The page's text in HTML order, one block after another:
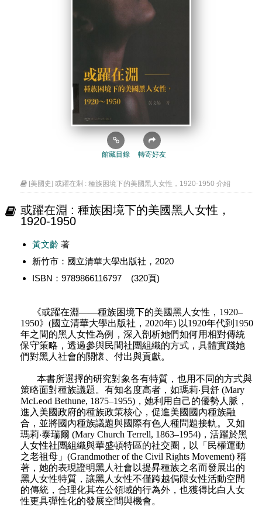
館藏目錄 轉寄好友
[美國史] 或躍在淵 : 種族困境下的美國黑人女性，1920-1950 介紹
或躍在淵 : 種族困境下的美國黑人女性，
1920-1950
黃文齡著
新竹市：國立清華大學出版社，2020
ISBN：9789866116797 (320頁)
《或躍在淵——種族困境下的美國黑人女性，1920–
1950》(國立清華大學出版社，2020年) 以1920年代到1950
年之間的黑人女性為例，深入剖析她們如何用相對傳統
保守策略，透過參與民間社團組織的方式，具體實踐她
們對黑人社會的關懷、付出與貢獻。
本書所選擇的研究對象各有特質，也用不同的方式與
策略面對種族議題。有知名度高者，如瑪莉‧貝舒 (Mary
McLeod Bethune, 1875–1955)，她利用自己的優勢人脈，
進入美國政府的種族政策核心，促進美國國內種族融
合，並將國內種族議題與國際有色人種問題接軌。又如
瑪莉‧泰瑞爾 (Mary Church Terrell, 1863–1954)，活躍於黑
人女性社團組織與華盛頓特區的社交圈，以「民權運動
之老祖母」(Grandmother of the Civil Rights Movement) 稱
著，她的表現證明黑人社會以提昇種族之名而發展出的
黑人女性特質，讓黑人女性不僅跨越侷限女性活動空間
的傳統，合理化其在公領域的行為外，也獲得比白人女
性更具彈性化的發展空間與機會。